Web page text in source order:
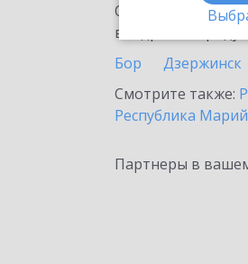
Ознакомьтесь с
внедрение
Бор
Дзержинск
Смотрите также:
Республика
Партнеры в